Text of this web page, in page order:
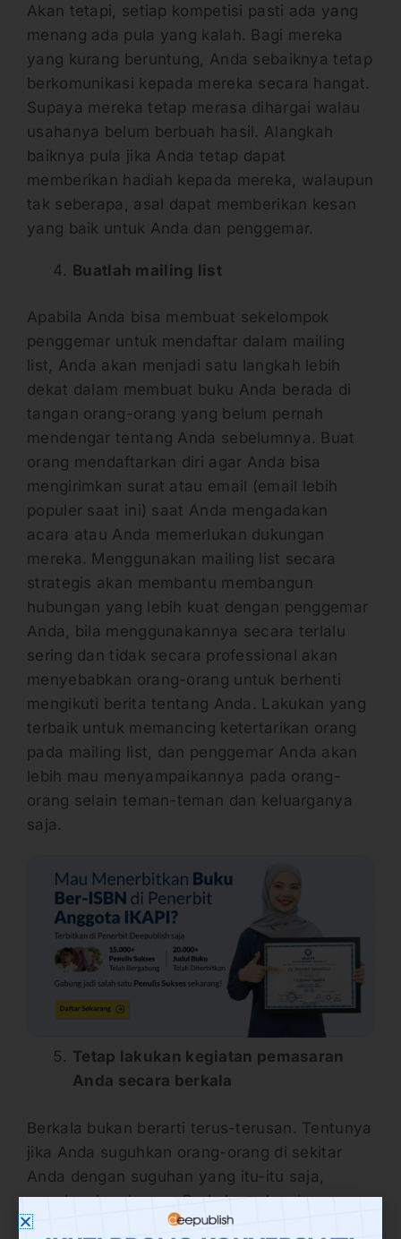
Akan tetapi, setiap kompetisi pasti ada yang
menang ada pula yang kalah. Bagi mereka
yang kurang beruntung, Anda sebaiknya tetap
berkomunikasi kepada mereka secara hangat.
Supaya mereka tetap merasa dihargai walau
usahanya belum berbuah hasil. Alangkah
baiknya pula jika Anda tetap dapat
memberikan hadiah kepada mereka, walaupun
tak seberapa, asal dapat memberikan kesan
yang baik untuk Anda dan penggemar.
Buatlah mailing list
Apabila Anda bisa membuat sekelompok
penggemar untuk mendaftar dalam mailing
list, Anda akan menjadi satu langkah lebih
dekat dalam membuat buku Anda berada di
tangan orang-orang yang belum pernah
mendengar tentang Anda sebelumnya. Buat
orang mendaftarkan diri agar Anda bisa
mengirimkan surat atau email (email lebih
populer saat ini) saat Anda mengadakan
acara atau Anda memerlukan dukungan
mereka. Menggunakan mailing list secara
strategis akan membantu membangun
hubungan yang lebih kuat dengan penggemar
Anda, bila menggunakannya secara terlalu
sering dan tidak secara professional akan
menyebabkan orang-orang untuk berhenti
mengikuti berita tentang Anda. Lakukan yang
terbaik untuk memancing ketertarikan orang
pada mailing list, dan penggemar Anda akan
lebih mau menyampaikannya pada orang-
orang selain teman-teman dan keluarganya
saja.
Tetap lakukan kegiatan pemasaran
Anda secara berkala
Berkala bukan berarti terus-terusan. Tentunya
jika Anda suguhkan orang-orang di sekitar
Anda dengan suguhan yang itu-itu saja,
mereka akan bosan. Berkala maksudnya
adalah pemasaran Anda dilakukan secara